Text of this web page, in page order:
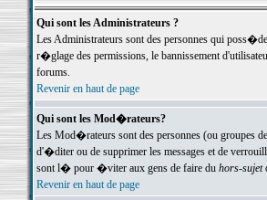
Qui sont les Administrateurs ?
Les Administrateurs sont des personnes qui
r�glage des permissions, le bannissement
forums.
Revenir en haut de page
Qui sont les Mod�rateurs?
Les Mod�rateurs sont des personnes (ou groupes
d'�diter ou de supprimer les messages et de
sont l� pour �viter aux gens de faire du hors-sujet
Revenir en haut de page